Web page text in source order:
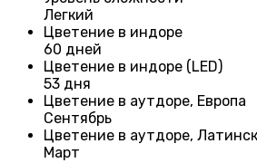
Легкий
Цветение в индоре
60 дней
Цветение в индоре (LED)
53 дня
Цветение в аутдоре, Европа
Сентябрь
Цветение в аутдоре,
Март